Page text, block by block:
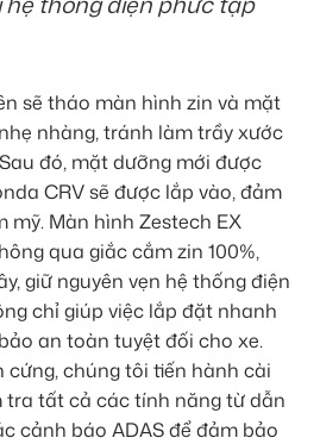
sẽ tháo màn hình zin và mặt
nhàng, tránh làm trầy xước
đó, mặt dưỡng mới được
CRV sẽ được lắp vào, đảm
mỹ. Màn hình Zestech EX
qua giắc cắm zin 100%,
giữ nguyên vẹn hệ thống điện
chỉ giúp việc lắp đặt nhanh
an toàn tuyệt đối cho xe.
chúng tôi tiến hành cài
tra tất cả các tính năng từ dẫn
cảnh báo ADAS để đảm bảo